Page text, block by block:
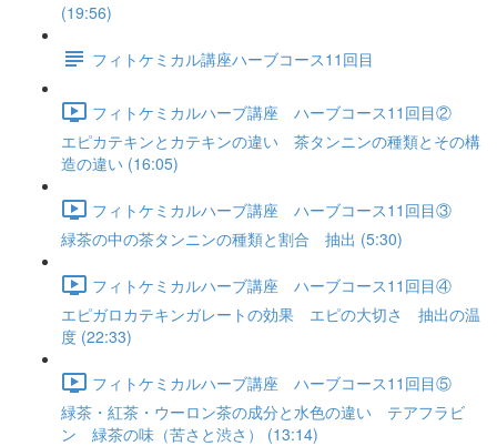
(19:56)
フィトケミカル講座ハーブコース11回目
フィトケミカルハーブ講座 ハーブコース11回目②
エピカテキンとカテキンの違い 茶タンニンの種類とその構
造の違い (16:05)
フィトケミカルハーブ講座 ハーブコース11回目③
緑茶の中の茶タンニンの種類と割合 抽出 (5:30)
フィトケミカルハーブ講座 ハーブコース11回目④
エピガロカテキンガレートの効果 エピの大切さ 抽出の温
度 (22:33)
フィトケミカルハーブ講座 ハーブコース11回目⑤
緑茶・紅茶・ウーロン茶の成分と水色の違い テアフラビ
ン 緑茶の味（苦さと渋さ） (13:14)